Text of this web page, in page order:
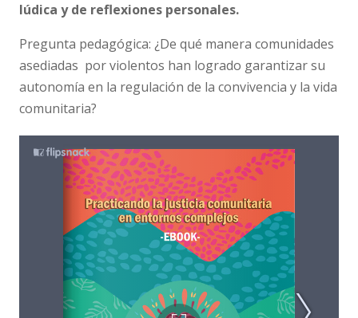
lúdica y de reflexiones personales.
Pregunta pedagógica: ¿De qué manera comunidades
asediadas por violentos han logrado garantizar su
autonomía en la regulación de la convivencia y la vida
comunitaria?